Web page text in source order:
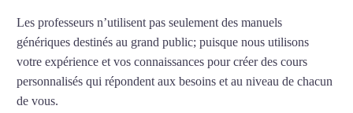
Les professeurs n’utilisent pas seulement des manuels
génériques destinés au grand public; puisque nous utilisons
votre expérience et vos connaissances pour créer des cours
personnalisés qui répondent aux besoins et au niveau de chacun
de vous.